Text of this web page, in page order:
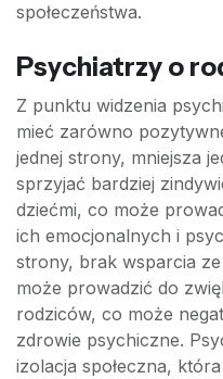
społeczeństwa.
Psychiatrzy o
Z punktu widzenia
mieć zarówno
jednej strony, mniejsza
sprzyjać bardziej
dziećmi, co może
ich emocjonalnych i
strony, brak wsparcia
może prowadzić do
rodziców, co może
zdrowie psychiczne.
izolacja społeczna,